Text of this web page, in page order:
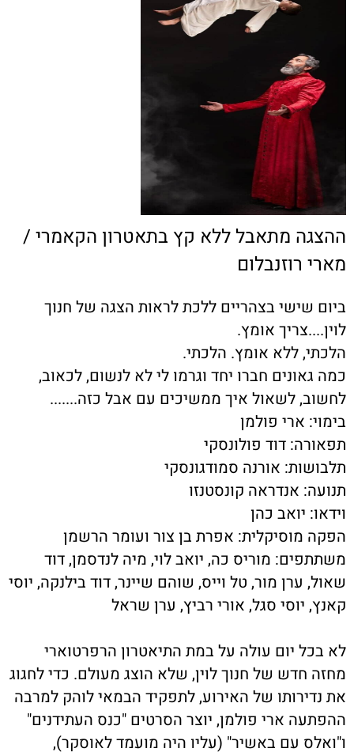
ההצגה מתאבל ללא קץ בתאטרון הקאמרי /
מארי רוזנבלום
ביום שישי בצהריים ללכת לראות הצגה של חנוך
לוין....צריך אומץ.
הלכתי, ללא אומץ. הלכתי.
כמה גאונים חברו יחד וגרמו לי לא לנשום, לכאוב,
לחשוב, לשאול איך ממשיכים עם אבל כזה.......
בימוי: ארי פולמן
תפאורה: דוד פולונסקי
תלבושות: אורנה סמודגונסקי
תנועה: אנדראה קונסטנזו
וידאו: יואב כהן
הפקה מוסיקלית: אפרת בן צור ועומר הרשמן
משתתפים: מוריס כה, יואב לוי, מיה לנדסמן, דוד
שאול, ערן מור, טל וייס, שוהם שיינר, דוד בילנקה, יוסי
קאנץ, יוסי סגל, אורי רביץ, ערן שראל
לא בכל יום עולה על במת התיאטרון הרפרטוארי
מחזה חדש של חנוך לוין, שלא הוצג מעולם. כדי לחגוג
את נדירותו של האירוע, לתפקיד הבמאי לוהק למרבה
ההפתעה ארי פולמן, יוצר הסרטים "כנס העתידנים"
ו"ואלס עם באשיר" (עליו היה מועמד לאוסקר),